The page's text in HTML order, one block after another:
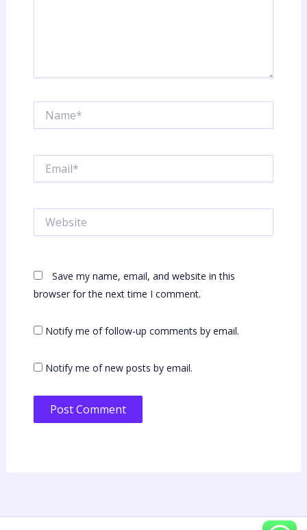
Save my name, email, and website in this
browser for the next time I comment.
Notify me of follow-up comments by email.
Notify me of new posts by email.